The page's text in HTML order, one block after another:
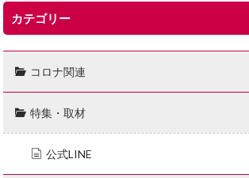
カテゴリー
コロナ関連
特集・取材
公式LINE